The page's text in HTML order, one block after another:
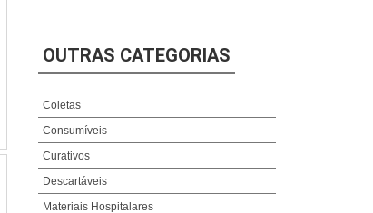
OUTRAS CATEGORIAS
Coletas
Consumíveis
Curativos
Descartáveis
Materiais Hospitalares